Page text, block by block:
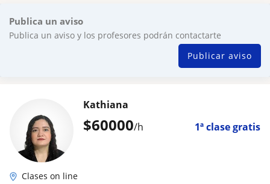
Publica un aviso
Publica un aviso y los profesores podrán contactarte
Publicar aviso
$60000/h 1ª clase gratis
Kathiana
Clases on line